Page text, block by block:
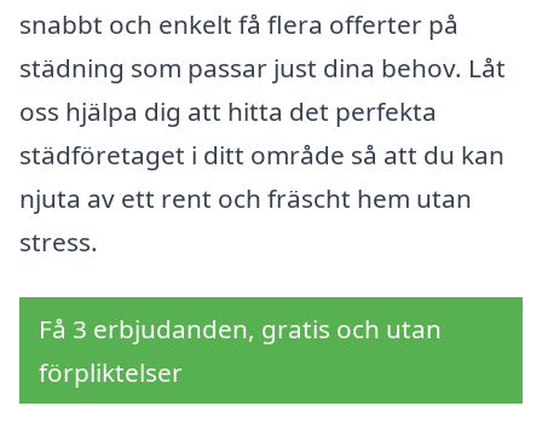
snabbt och enkelt få flera offerter på
städning som passar just dina behov. Låt
oss hjälpa dig att hitta det perfekta
städföretaget i ditt område så att du kan
njuta av ett rent och fräscht hem utan
stress.
Få 3 erbjudanden, gratis och utan
förpliktelser